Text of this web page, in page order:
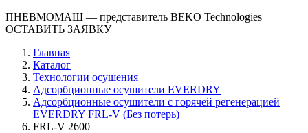
ПНЕВМОМАШ — представитель BEKO Technologies
ОСТАВИТЬ ЗАЯВКУ
Главная
Каталог
Технологии осушения
Адсорбционные осушители EVERDRY
Адсорбционные осушители с горячей регенерацией
EVERDRY FRL-V (Без потерь)
FRL-V 2600